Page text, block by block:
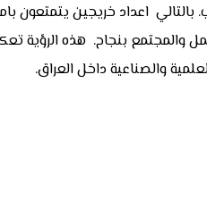
بالتالي اعداد خريجين
والمجتمع بنجاح. هذه الرؤية
والصناعية داخل العراق.